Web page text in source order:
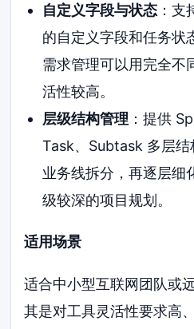
自定义字段与状态：支
的自定义字段和任务状
需求管理可以用完全不
活性较高。
层级结构管理 ：提供
Task、Subtask 多层
业务线拆分，再逐层细
级较深的项目规划。
适用场景
适合中小型互联网团队或
其是对工具灵活性要求高